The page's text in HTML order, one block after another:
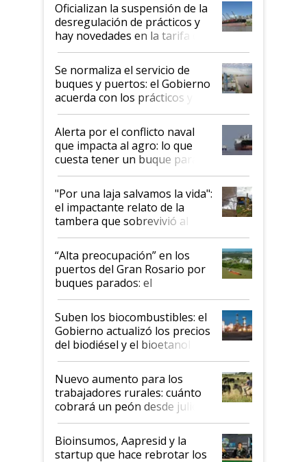
Oficializan la suspensión de la
desregulación de prácticos y
hay novedades en la tarifa de
la hidrovía
Se normaliza el servicio de
buques y puertos: el Gobierno
acuerda con los prácticos y
suspende el decreto de
desregulación
Alerta por el conflicto naval
que impacta al agro: lo que
cuesta tener un buque parado
y el peligro de que Argentina
pase a ser "país sucio"
"Por una laja salvamos la vida":
el impactante relato de la
tambera que sobrevivió al
tornado
“Alta preocupación” en los
puertos del Gran Rosario por
buques parados: el
funcionamiento de las
exportadoras en tensión tras
la medida de fuerza de los
prácticos
Suben los biocombustibles: el
Gobierno actualizó los precios
del biodiésel y el bioetanol
Nuevo aumento para los
trabajadores rurales: cuánto
cobrará un peón desde julio
Bioinsumos, Aapresid y la
startup que hace rebrotar los